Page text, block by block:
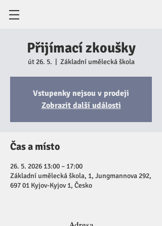
Přijímací zkoušky
út 26. 5. Základní umělecká škola
Vstupenky nejsou v prodeji
Zobrazit další události
Čas a místo
26. 5. 2026 13:00 – 17:00
Základní umělecká škola, 1, Jungmannova 292,
697 01 Kyjov-Kyjov 1, Česko